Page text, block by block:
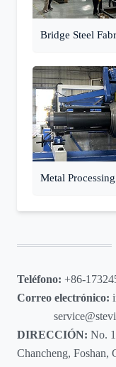
Bridge Steel
Metal
Teléfono: +86-
Correo electrónico:
DIRECCIÓN: No.
Chancheng, Foshan,